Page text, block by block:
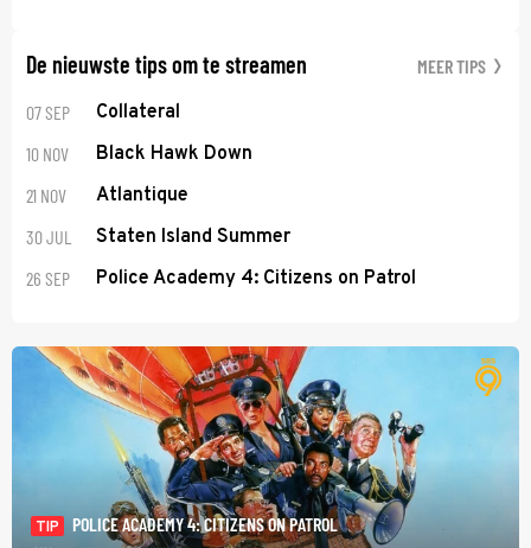
De nieuwste tips om te streamen MEER TIPS
07 SEP Collateral
10 NOV Black Hawk Down
21 NOV Atlantique
30 JUL Staten Island Summer
26 SEP Police Academy 4: Citizens on Patrol
TIP
POLICE ACADEMY 4: CITIZENS ON PATROL